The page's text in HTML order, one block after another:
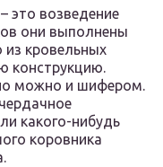
это возведение
они выполнены
из кровельных
конструкцию.
можно и шифером.
какого-нибудь
коровника